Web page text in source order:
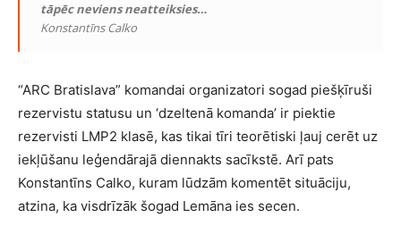
tāpēc neviens neatteiksies…
Konstantīns Calko
“ARC Bratislava” komandai organizatori sogad piešķīruši
rezervistu statusu un ‘dzeltenā komanda’ ir piektie
rezervisti LMP2 klasē, kas tikai tīri teorētiski ļauj cerēt uz
iekļūšanu leģendārajā diennakts sacīkstē. Arī pats
Konstantīns Calko, kuram lūdzām komentēt situāciju,
atzina, ka visdrīzāk šogad Lemāna ies secen.